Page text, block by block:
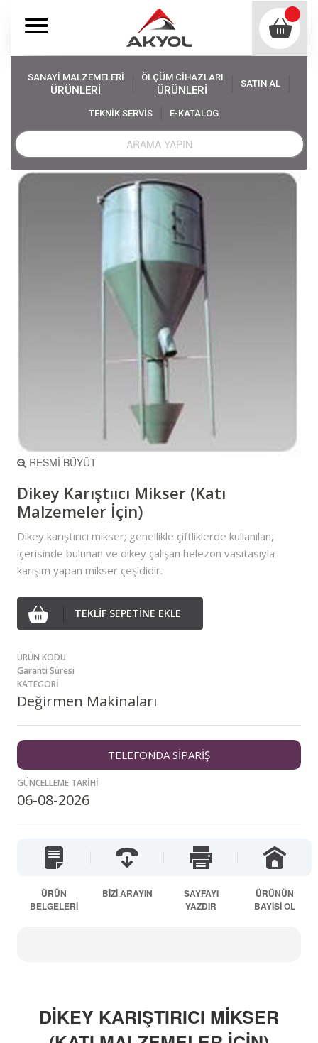
SANAYİ MALZEMELERİ
ÜRÜNLERİ
ÖLÇÜM CİHAZLARI
ÜRÜNLERİ
SATIN AL
TEKNİK SERVİS E-KATALOG
Akyol Sanayi Malzemeleri
Değirmen Makinaları
Dikey Karıştııcı Mikser (Katı Malzemeler İçin)
RESMİ BÜYÜT
Dikey Karıştııcı Mikser (Katı
Malzemeler İçin)
Dikey karıştırıcı mikser; genellikle çiftliklerde kullanılan,
içerisinde bulunan ve dikey çalışan helezon vasıtasıyla
karışım yapan mikser çeşididir.
TEKLİF SEPETİNE EKLE
ÜRÜN KODU
Garanti Süresi
KATEGORİ
Değirmen Makinaları
TELEFONDA SİPARİŞ
GÜNCELLEME TARİHİ
06-08-2026
ÜRÜN
BELGELERİ
BİZİ ARAYIN
SAYFAYI
YAZDIR
ÜRÜNÜN
BAYİSİ OL
DİKEY KARIŞTIRICI MİKSER